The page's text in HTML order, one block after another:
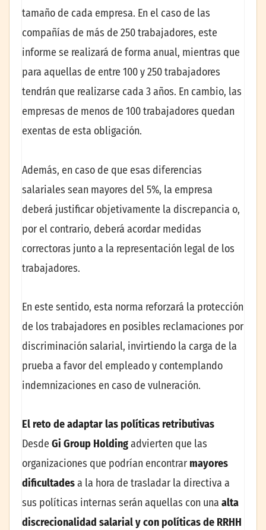
tamaño de cada empresa. En el caso de las
compañías de más de 250 trabajadores, este
informe se realizará de forma anual, mientras que
para aquellas de entre 100 y 250 trabajadores
tendrán que realizarse cada 3 años. En cambio, las
empresas de menos de 100 trabajadores quedan
exentas de esta obligación.
Además, en caso de que esas diferencias
salariales sean mayores del 5%, la empresa
deberá justificar objetivamente la discrepancia o,
por el contrario, deberá acordar medidas
correctoras junto a la representación legal de los
trabajadores.
En este sentido, esta norma reforzará la protección
de los trabajadores en posibles reclamaciones por
discriminación salarial, invirtiendo la carga de la
prueba a favor del empleado y contemplando
indemnizaciones en caso de vulneración.
El reto de adaptar las políticas retributivas
Desde Gi Group Holdingadvierten que las
organizaciones que podrían encontrar mayores
dificultadesa la hora de trasladar la directiva a
sus políticas internas serán aquellas con una alta
discrecionalidad salarial y con políticas de RRHH